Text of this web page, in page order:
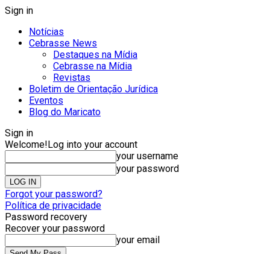
Sign in
Notícias
Cebrasse News
Destaques na Mídia
Cebrasse na Mídia
Revistas
Boletim de Orientação Jurídica
Eventos
Blog do Maricato
Sign in
Welcome!Log into your account
your username
your password
Forgot your password?
Política de privacidade
Password recovery
Recover your password
your email